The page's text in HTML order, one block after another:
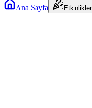
Ana Sayfa Etkinlikler